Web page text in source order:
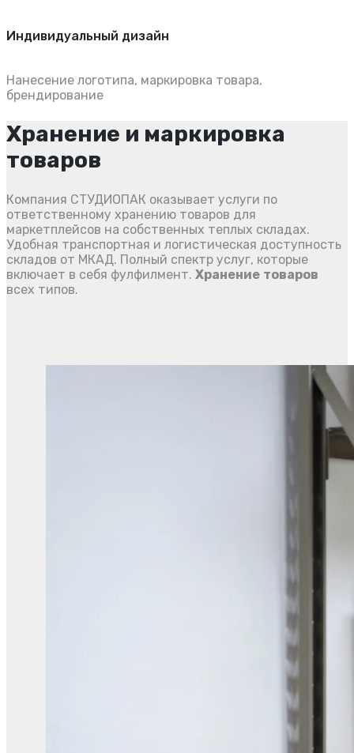
Индивидуальный дизайн
Нанесение логотипа, маркировка товара,
брендирование
Хранение и маркировка
товаров
Компания СТУДИОПАК оказывает услуги по
ответственному хранению товаров для
маркетплейсов на собственных теплых складах.
Удобная транспортная и логистическая доступность
складов от МКАД. Полный спектр услуг, которые
включает в себя фулфилмент. Хранение товаров
всех типов.